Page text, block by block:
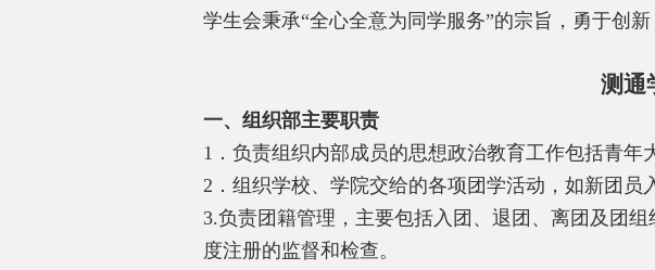
学生会秉承“全心全意为同学服务”的宗旨，勇于创
测通
一、组织部主要职责
1 ．负责组织内部成员的思想政治教育工作包括青
2 ．组织学校、学院交给的各项团学活动，如新团
3.负责团籍管理，主要包括入团、退团、离团及团
度注册的监督和检查。